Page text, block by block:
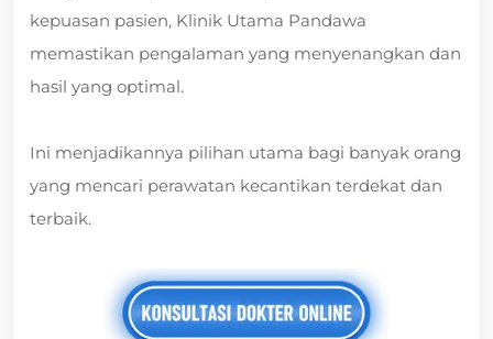
kepuasan pasien, Klinik Utama Pandawa
memastikan pengalaman yang menyenangkan dan
hasil yang optimal.
Ini menjadikannya pilihan utama bagi banyak orang
yang mencari perawatan kecantikan terdekat dan
terbaik.